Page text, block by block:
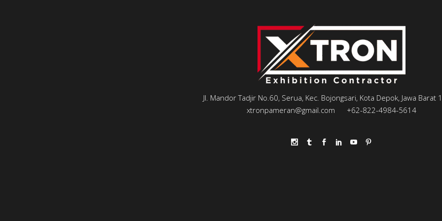
Jl. Mandor Tadjir No.60, Serua, Kec. Bojongsari, Kota Depok, Jawa Barat
xtronpameran@gmail.com
+62-822-4984-5614